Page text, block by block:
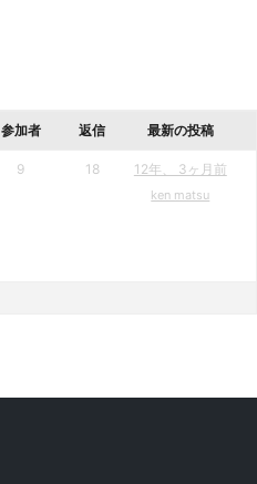
参加者 返信 最新の投稿
9 18 12年、 3ヶ月前
ken matsu